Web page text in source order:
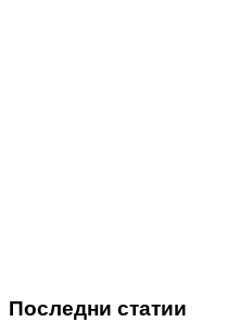
Последни статии